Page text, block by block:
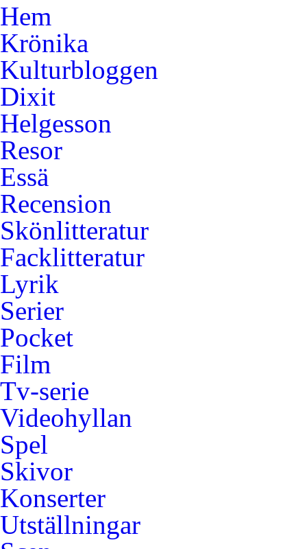
Hem
Krönika
Kulturbloggen
Dixit
Helgesson
Resor
Essä
Recension
Skönlitteratur
Facklitteratur
Lyrik
Serier
Pocket
Film
Tv-serie
Videohyllan
Spel
Skivor
Konserter
Utställningar